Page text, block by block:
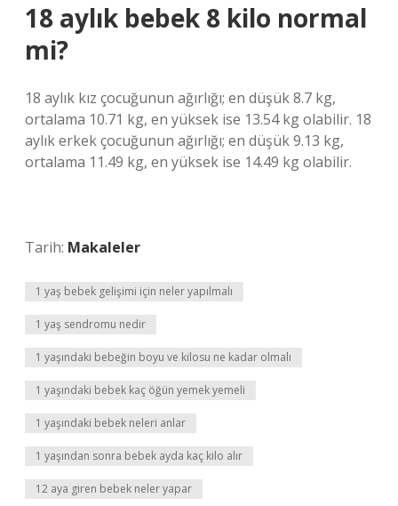
18 aylık bebek 8 kilo normal
mi?
18 aylık kız çocuğunun ağırlığı; en düşük 8.7 kg,
ortalama 10.71 kg, en yüksek ise 13.54 kg olabilir. 18
aylık erkek çocuğunun ağırlığı; en düşük 9.13 kg,
ortalama 11.49 kg, en yüksek ise 14.49 kg olabilir.
Tarih: Makaleler
1 yaş bebek gelişimi için neler yapılmalı
1 yaş sendromu nedir
1 yaşındaki bebeğin boyu ve kilosu ne kadar olmalı
1 yaşındaki bebek kaç öğün yemek yemeli
1 yaşındaki bebek neleri anlar
1 yaşından sonra bebek ayda kaç kilo alır
12 aya giren bebek neler yapar